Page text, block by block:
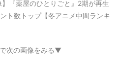
】『薬屋のひとりごと』2期が再生
ト数トップ【冬アニメ中間ランキ
次の画像をみる▼